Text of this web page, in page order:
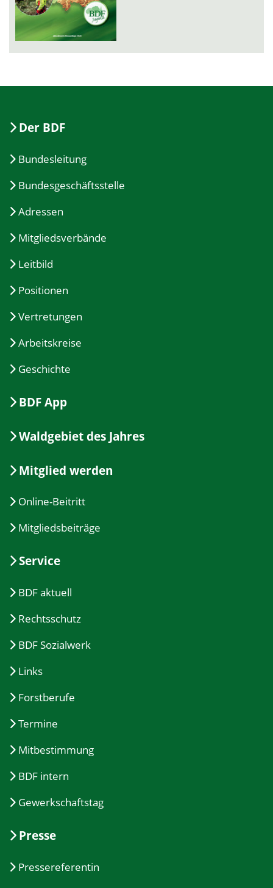
Der BDF
Bundesleitung
Bundesgeschäftsstelle
Adressen
Mitgliedsverbände
Leitbild
Positionen
Vertretungen
Arbeitskreise
Geschichte
BDF App
Waldgebiet des Jahres
Mitglied werden
Online-Beitritt
Mitgliedsbeiträge
Service
BDF aktuell
Rechtsschutz
BDF Sozialwerk
Links
Forstberufe
Termine
Mitbestimmung
BDF intern
Gewerkschaftstag
Presse
Pressereferentin